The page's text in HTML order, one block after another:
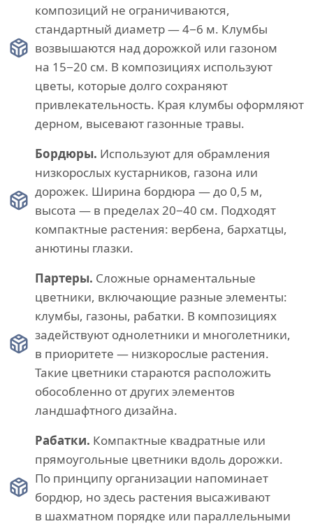
композиций не ограничиваются,
стандартный диаметр — 4−6 м. Клумбы
возвышаются над дорожкой или газоном
на 15−20 см. В композициях используют
цветы, которые долго сохраняют
привлекательность. Края клумбы оформляют
дерном, высевают газонные травы.
Бордюры. Используют для обрамления
низкорослых кустарников, газона или
дорожек. Ширина бордюра — до 0,5 м,
высота — в пределах 20−40 см. Подходят
компактные растения: вербена, бархатцы,
анютины глазки.
Партеры. Сложные орнаментальные
цветники, включающие разные элементы:
клумбы, газоны, рабатки. В композициях
задействуют однолетники и многолетники,
в приоритете — низкорослые растения.
Такие цветники стараются расположить
обособленно от других элементов
ландшафтного дизайна.
Рабатки. Компактные квадратные или
прямоугольные цветники вдоль дорожки.
По принципу организации напоминает
бордюр, но здесь растения высаживают
в шахматном порядке или параллельными